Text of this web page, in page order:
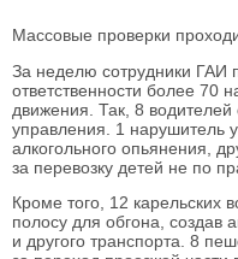
Массовые проверки
За неделю сотрудники ГАИ
ответственности более 70
движения. Так, 8
управления. 1 нарушитель
алкогольного опьянения,
за перевозку детей не по
Кроме того, 12 карельских
полосу для обгона, создав
и другого транспорта. 8